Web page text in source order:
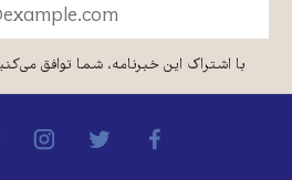
با اشتراک این خبرنامه، شما توافق